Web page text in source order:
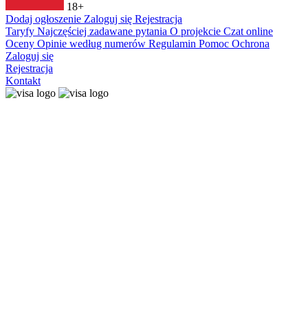
18+
Dodaj ogłoszenie Zaloguj się Rejestracja
Taryfy Najczęściej zadawane pytania O projekcie Czat online
Oceny Opinie według numerów Regulamin Pomoc Ochrona
Zaloguj się
Rejestracja
Kontakt